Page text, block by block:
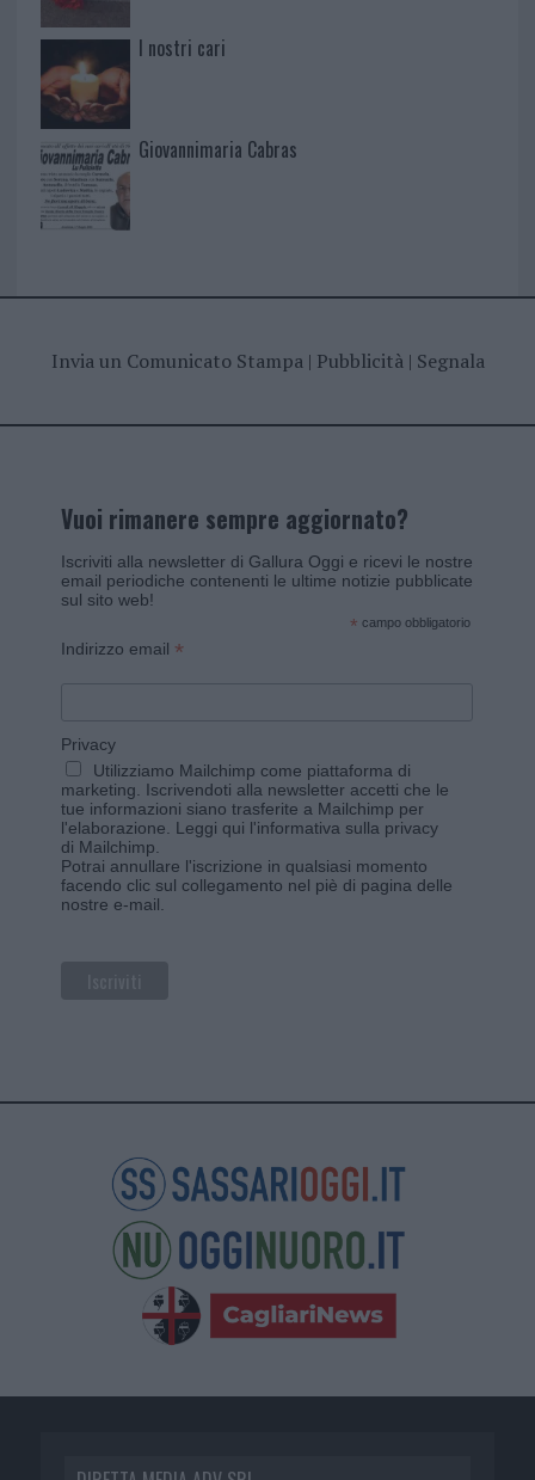
I nostri cari
Giovannimaria Cabras
Invia un Comunicato Stampa| Pubblicità| Segnala
Vuoi rimanere sempre aggiornato?
Iscriviti alla newsletter di Gallura Oggi e ricevi le nostre
email periodiche contenenti le ultime notizie pubblicate
sul sito web!
* campo obbligatorio
Indirizzo email *
Privacy
Utilizziamo Mailchimp come piattaforma di
marketing. Iscrivendoti alla newsletter accetti che le
tue informazioni siano trasferite a Mailchimp per
l'elaborazione. Leggi qui l'informativa sulla privacy
di Mailchimp
Potrai annullare l'iscrizione in qualsiasi momento
facendo clic sul collegamento nel piè di pagina delle
nostre e-mail.